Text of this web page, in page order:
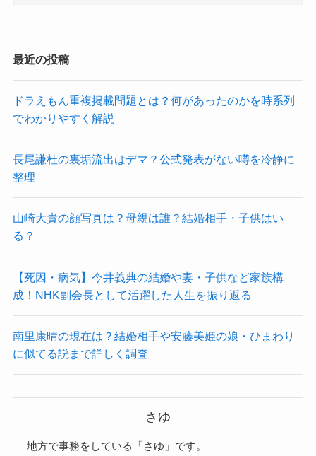
最近の投稿
ドラえもん重複掲載問題とは？何があったのかを時系列
でわかりやすく解説
長尾謙杜の裏垢流出はデマ？公式発表がない噂を冷静に
整理
山崎大貴の顔写真は？母親は誰？結婚相手・子供はい
る？
【死因・病気】今井義典の結婚や妻・子供など家族構
成！NHK副会長として活躍した人生を振り返る
南里康晴の現在は？結婚相手や安藤美姫の娘・ひまわり
に似てる説まで詳しく調査
さゆ
地方で事務をしている「さゆ」です。